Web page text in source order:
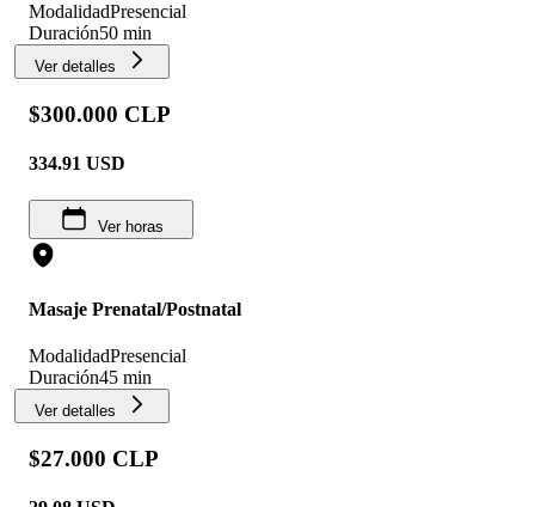
ModalidadPresencial
Duración50 min
Ver detalles
$300.000 CLP
334.91 USD
Ver horas
Masaje Prenatal/Postnatal
ModalidadPresencial
Duración45 min
Ver detalles
$27.000 CLP